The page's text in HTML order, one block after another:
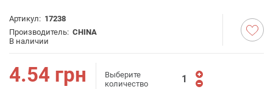
Артикул: 17238
Производитель: CHINA
В наличии
4.54 грн
Выберите
количество